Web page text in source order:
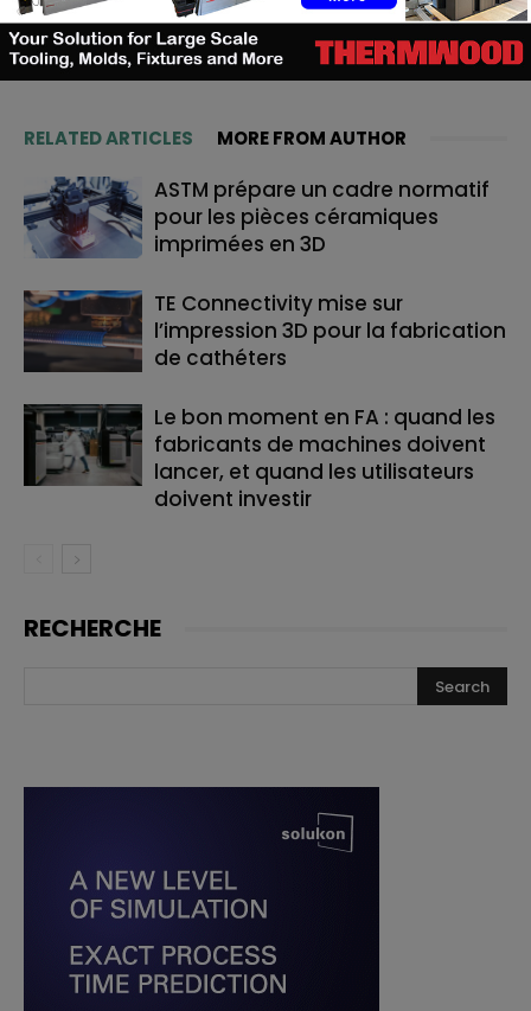
RELATED ARTICLES MORE FROM AUTHOR
ASTM prépare un cadre normatif
pour les pièces céramiques
imprimées en 3D
TE Connectivity mise sur
l’impression 3D pour la fabrication
de cathéters
Le bon moment en FA : quand les
fabricants de machines doivent
lancer, et quand les utilisateurs
doivent investir
RECHERCHE